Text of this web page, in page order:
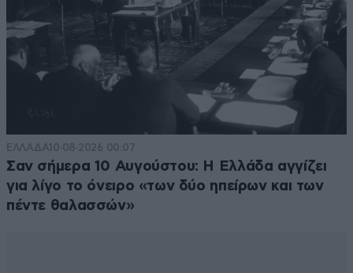
ΕΛΛΑΔΑ10·08·2026 00:07
Σαν σήμερα 10 Αυγούστου: Η Ελλάδα αγγίζει
για λίγο το όνειρο «των δύο ηπείρων και των
πέντε θαλασσών»